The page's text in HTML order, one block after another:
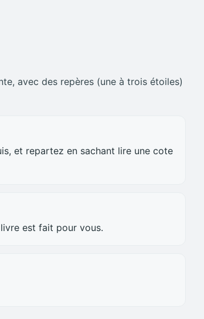
avec des repères (une à trois étoiles)
et repartez en sachant lire une cote
est fait pour vous.